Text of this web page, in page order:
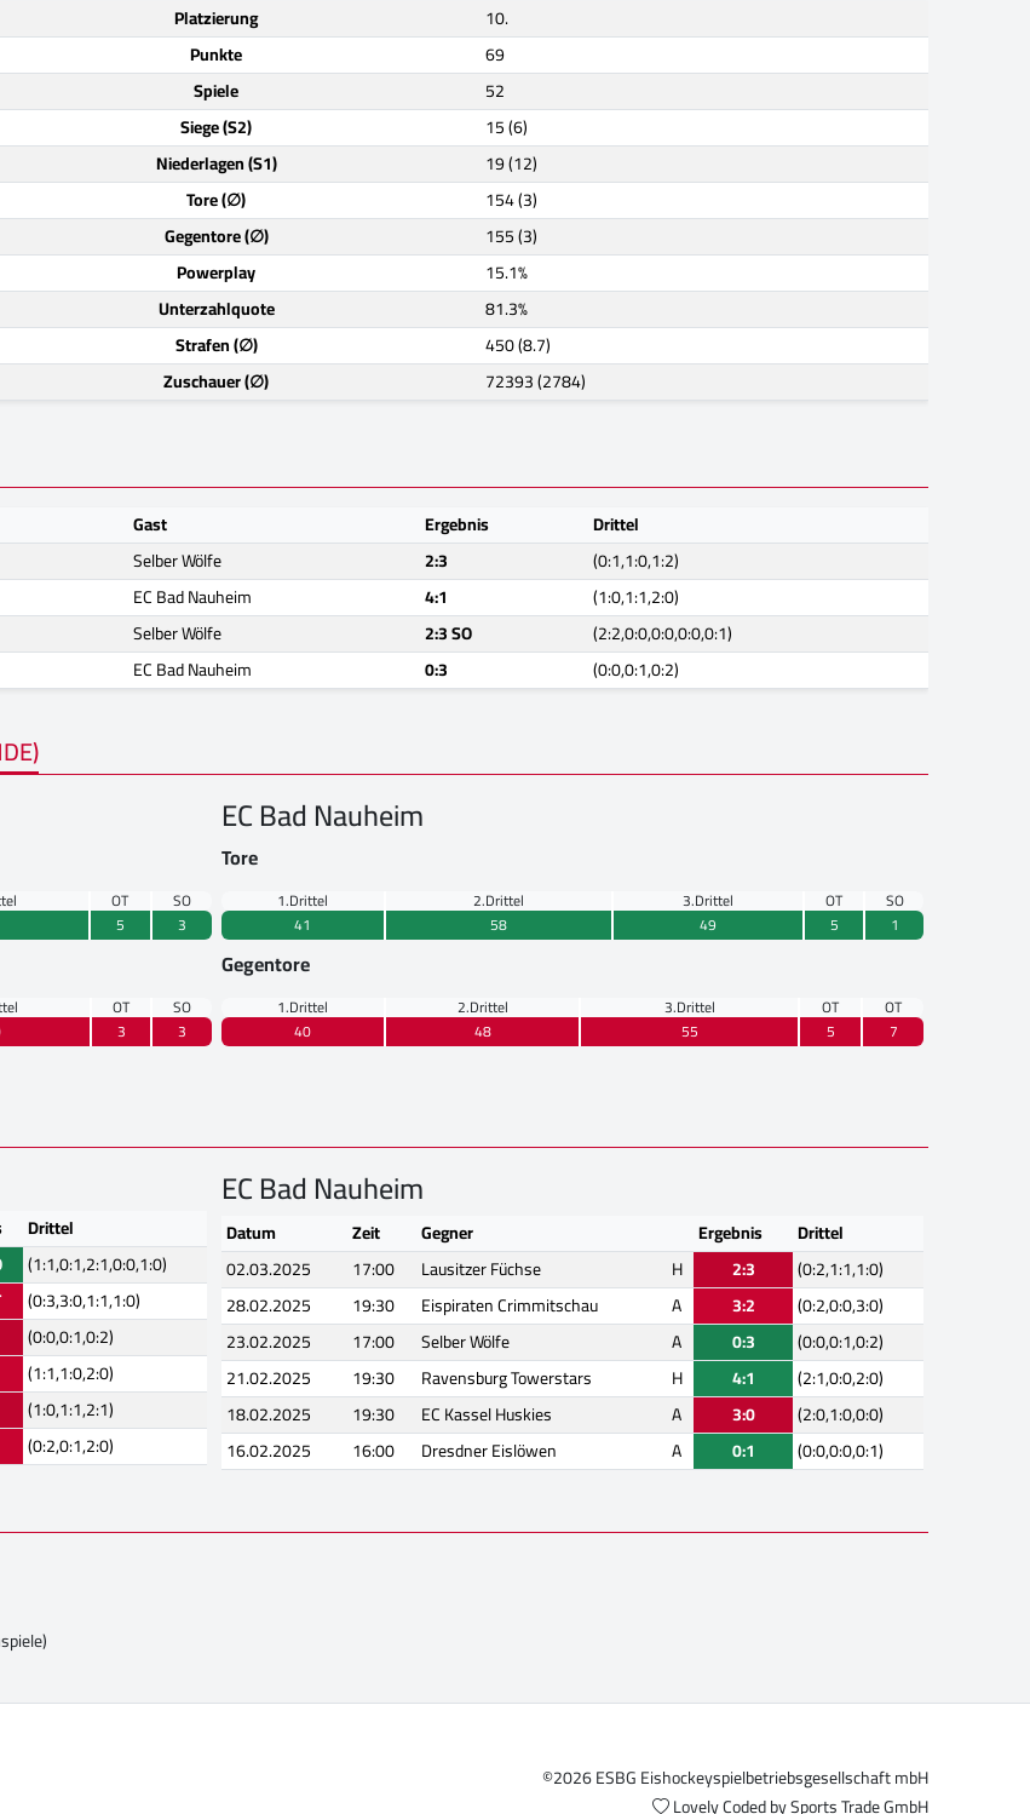
Platzierung
10.
Punkte
69
Spiele
52
Siege (S2)
15 (6)
Niederlagen (S1)
19 (12)
Tore (∅)
154 (3)
Gegentore (∅)
155 (3)
Powerplay
15.1%
Unterzahlquote
81.3%
Strafen (∅)
450 (8.7)
Zuschauer (∅) 72393 (2784)
Gast Ergebnis
Drittel
Selber Wölfe 2:3
(0:1,1:0,1:2)
EC Bad Nauheim 4:1
(1:0,1:1,2:0)
Selber Wölfe 2:3 SO
(2:2,0:0,0:0,0:0,0:1)
EC Bad Nauheim 0:3 (0:0,0:1,0:2)
OT
SO
5 3
OT
SO
3 3
EC Bad Nauheim
Tore
1.Drittel 2.Drittel 3.Drittel OT
SO
41
58 49 5 1
Gegentore
1.Drittel 2.Drittel 3.Drittel OT
OT
40
48 55 5 7
Drittel
(1:1,0:1,2:1,0:0,1:0)
(0:3,3:0,1:1,1:0)
(0:0,0:1,0:2)
(1:1,1:0,2:0)
(1:0,1:1,2:1)
(0:2,0:1,2:0)
EC Bad Nauheim
Datum Zeit Gegner Ergebnis
Drittel
02.03.2025
17:00 Lausitzer Füchse H 2:3
(0:2,1:1,1:0)
28.02.2025
19:30 Eispiraten Crimmitschau A 3:2
(0:2,0:0,3:0)
23.02.2025
17:00 Selber Wölfe A 0:3
(0:0,0:1,0:2)
21.02.2025
19:30 Ravensburg Towerstars H 4:1
(2:1,0:0,2:0)
18.02.2025
19:30 EC Kassel Huskies A 3:0
(2:0,1:0,0:0)
16.02.2025
16:00 Dresdner Eislöwen A 0:1 (0:0,0:0,0:1)
©2026 ESBG Eishockeyspielbetriebsgesellschaft mbH
Lovely Coded bySports Trade GmbH